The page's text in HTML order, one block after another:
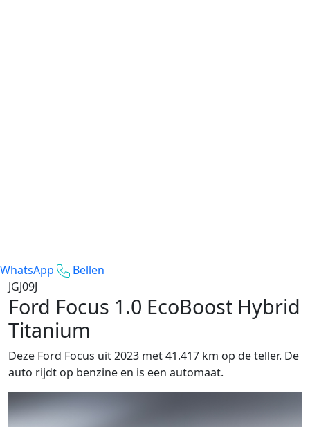
WhatsApp
Bellen
JGJ09J
Ford Focus 1.0 EcoBoost Hybrid
Titanium
Deze Ford Focus uit 2023 met 41.417 km op de teller. De
auto rijdt op benzine en is een automaat.